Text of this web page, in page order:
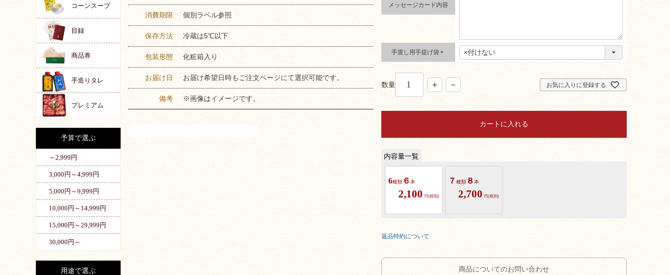
コーンスープ
目録
商品券
手造りタレ
プレミアム
予算で選ぶ
～2,999円
3,000円～4,999円
5,000円～9,999円
10,000円～14,999円
15,000円～29,999円
30,000円～
用途で選ぶ
消費期限 個別ラベル参照
保存方法 冷蔵は5℃以下
包装形態 化粧箱入り
お届け日 お届け希望日時もご注文ページにて選択可能です。
備考 ※画像はイメージです。
必
須
メッセージカード内容
手渡し用手提げ袋
(
須
)
お気に入りに登録する
数量
カートに入れる
6種類 ６ 本
2,100 円(税別)
７ 種類 ８ 本
2,700 円(税別)
返品特約について
商品についてのお問い合わせ